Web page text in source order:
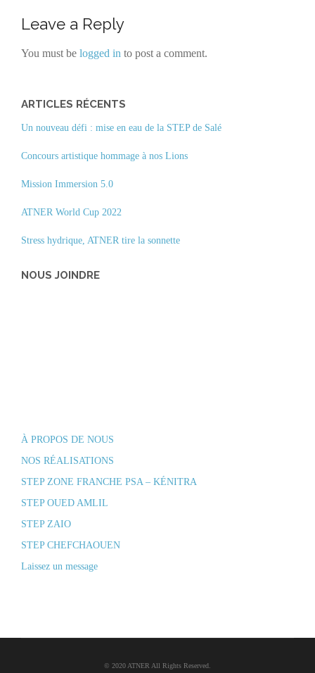
Leave a Reply
You must belogged in to post a comment.
ARTICLES RÉCENTS
Un nouveau défi : mise en eau de la STEP de Salé
Concours artistique hommage à nos Lions
Mission Immersion 5.0
ATNER World Cup 2022
Stress hydrique, ATNER tire la sonnette
NOUS JOINDRE
À PROPOS DE NOUS
NOS RÉALISATIONS
STEP ZONE FRANCHE PSA – KÉNITRA
STEP OUED AMLIL
STEP ZAIO
STEP CHEFCHAOUEN
Laissez un message
© 2020 ATNER All Rights Reserved.